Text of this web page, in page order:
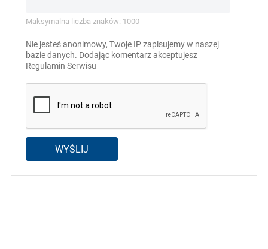
Maksymalna liczba znaków: 1000
Nie jesteś anonimowy, Twoje IP zapisujemy w naszej
bazie danych. Dodając komentarz akceptujesz
Regulamin Serwisu
WYŚLIJ